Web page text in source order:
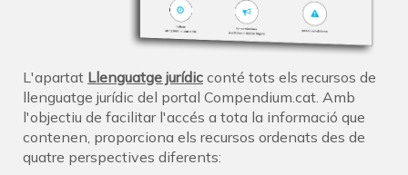
L'apartat Llenguatge jurídic conté tots els recursos de
llenguatge jurídic del portal Compendium.cat. Amb
l'objectiu de facilitar l'accés a tota la informació que
contenen, proporciona els recursos ordenats des de
quatre perspectives diferents: